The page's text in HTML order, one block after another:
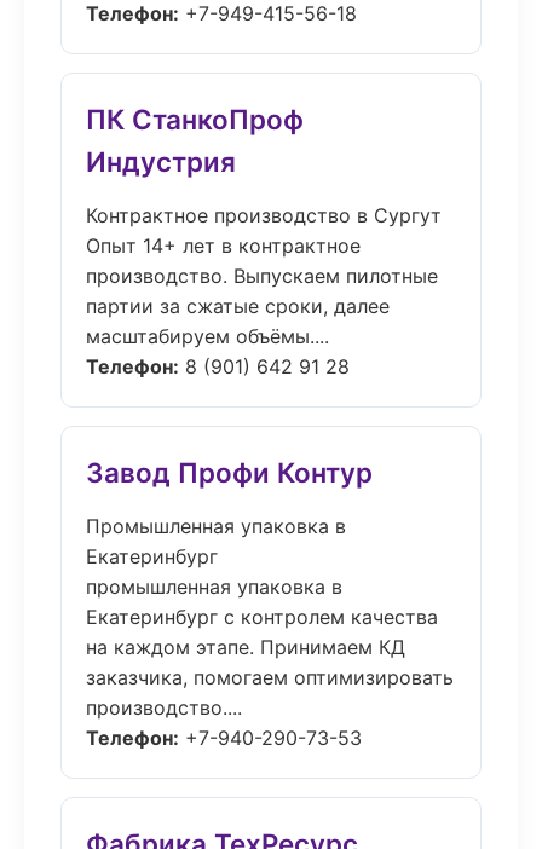
Телефон: +7-949-415-56-18
ПК СтанкоПроф
Индустрия
Контрактное производство в Сургут
Опыт 14+ лет в контрактное
производство. Выпускаем пилотные
партии за сжатые сроки, далее
масштабируем объёмы....
Телефон: 8 (901) 642 91 28
Завод Профи Контур
Промышленная упаковка в
Екатеринбург
промышленная упаковка в
Екатеринбург с контролем качества
на каждом этапе. Принимаем КД
заказчика, помогаем оптимизировать
производство....
Телефон: +7-940-290-73-53